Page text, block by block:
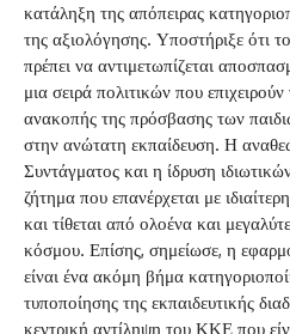
κατάληξη της απόπειρας
της αξιολόγησης. Υποστήριξε ότι
πρέπει να αντιμετωπίζεται
μια σειρά πολιτικών που
ανακοπής της πρόσβασης των
στην ανώτατη εκπαίδευση. Η
Συντάγματος και η ίδρυση
ζήτημα που επανέρχεται με
και τίθεται από ολοένα και
κόσμου. Επίσης, σημείωσε, η
είναι ένα ακόμη βήμα
τυποποίησης της εκπαιδευτικής
κεντρική αντίληψη του ΚΚΕ που